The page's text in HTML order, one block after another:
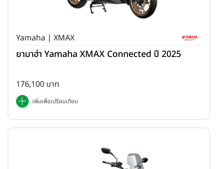
Yamaha | XMAX
ยามาฮ่า Yamaha XMAX Connected ปี 2025
176,100 บาท
เพิ่มเพื่อเปรียบเทียบ